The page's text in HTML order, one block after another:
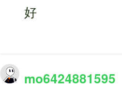
好
mo6424881595